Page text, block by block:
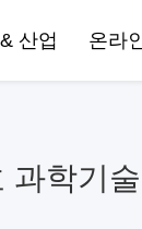
산업 온라
학기